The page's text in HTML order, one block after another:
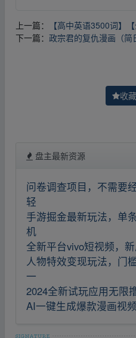
上一篇：
【高中英语3500词】
下一篇： 政宗君的复仇漫画（简
收藏
盘主最新资源
问卷调查项目，不需要
轻
手游掘金最新玩法，单
机
全新平台vivo短视频，
人物特效变现玩法，门
一
2024全新试玩应用无限
AI一键生成爆款漫画视